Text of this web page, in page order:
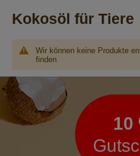
Kokosöl für Tiere
Wir können keine Produkte
finden
Newsletter
10